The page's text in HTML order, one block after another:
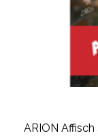
ARION